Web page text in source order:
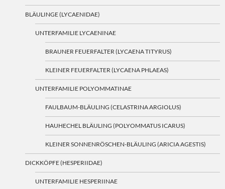
BLÄULINGE (LYCAENIDAE)
UNTERFAMILIE LYCAENINAE
BRAUNER FEUERFALTER (LYCAENA TITYRUS)
KLEINER FEUERFALTER (LYCAENA PHLAEAS)
UNTERFAMILIE POLYOMMATINAE
FAULBAUM-BLÄULING (CELASTRINA ARGIOLUS)
HAUHECHEL BLÄULING (POLYOMMATUS ICARUS)
KLEINER SONNENRÖSCHEN-BLÄULING (ARICIA AGESTIS)
DICKKÖPFE (HESPERIIDAE)
UNTERFAMILIE HESPERIINAE